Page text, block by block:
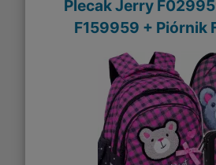
Plecak Jerry
F159959 + Piórnik